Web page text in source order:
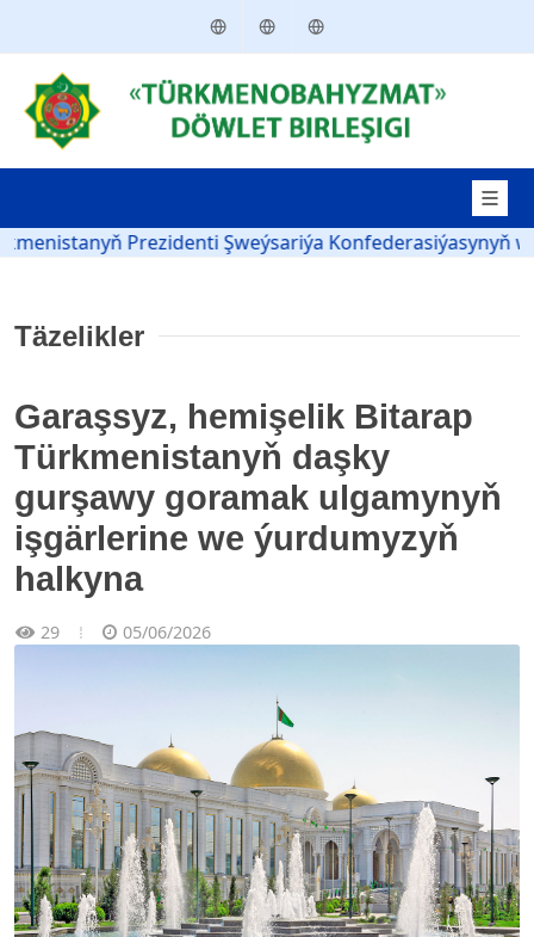
Türkmençe
English
Prezidenti Şweý­sa­ri­ýa Kon­fe­de­ra­si­ýa­sy­nyň
Täzelikler
Garaşsyz, hemişelik Bitarap
Türkmenistanyň daşky
gurşawy goramak ulgamynyň
işgärlerine we ýurdumyzyň
halkyna
29 05/06/2026